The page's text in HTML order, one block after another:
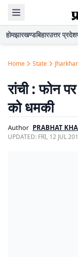
होमझारखण्डबिहारउत्तर प्रदेश
Home State
रांची : फोन
को धमकी
Author PRABHAT
UPDATED: FRI, 12 JUL